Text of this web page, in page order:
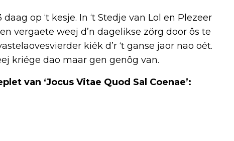
op ‘t kesje. In ‘t Stedje van Lol en Plezeer
vergaete weej d’n dagelikse zörg door ôs te
kiék d’r ‘t ganse jaor nao oét.
kriége dao maar gen genôg van.
van ‘Jocus Vitae Quod Sal Coenae’: